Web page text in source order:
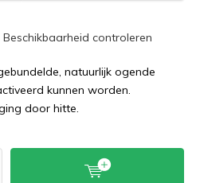
Beschikbaarheid controleren
natuurlijk ogende
kunnen worden.
door hitte.